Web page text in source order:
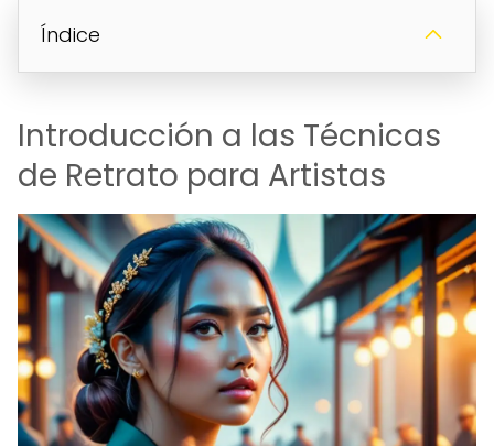
Índice
Introducción a las Técnicas
de Retrato para Artistas